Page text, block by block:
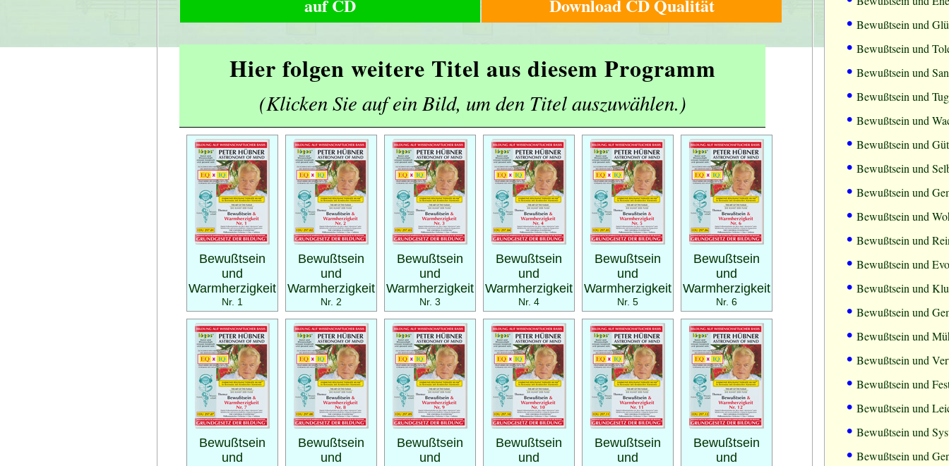
auf CD Download CD Qualität
Hier folgen weitere Titel aus diesem Programm
(Klicken Sie auf ein Bild, um den Titel auszuwählen.)
Bewußtsein
und
Warmherzigkeit
Nr. 1
Bewußtsein
und
Warmherzigkeit
Nr. 2
Bewußtsein
und
Warmherzigkeit
Nr. 3
Bewußtsein
und
Warmherzigkeit
Nr. 4
Bewußtsein
und
Warmherzigkeit
Nr. 5
Bewußtsein
und
Warmherzigkeit
Nr. 6
Bewußtsein
und
Bewußtsein
und
Bewußtsein
und
Bewußtsein
und
Bewußtsein
und
Bewußtsein
und
• Bewußtsein und
• Bewußtsein und
• Bewußtsein und
• Bewußtsein und
• Bewußtsein und
• Bewußtsein und
• Bewußtsein und
• Bewußtsein und
• Bewußtsein und
• Bewußtsein und
• Bewußtsein und
• Bewußtsein und
• Bewußtsein und
• Bewußtsein und
• Bewußtsein und
• Bewußtsein und
• Bewußtsein und
• Bewußtsein und
• Bewußtsein und